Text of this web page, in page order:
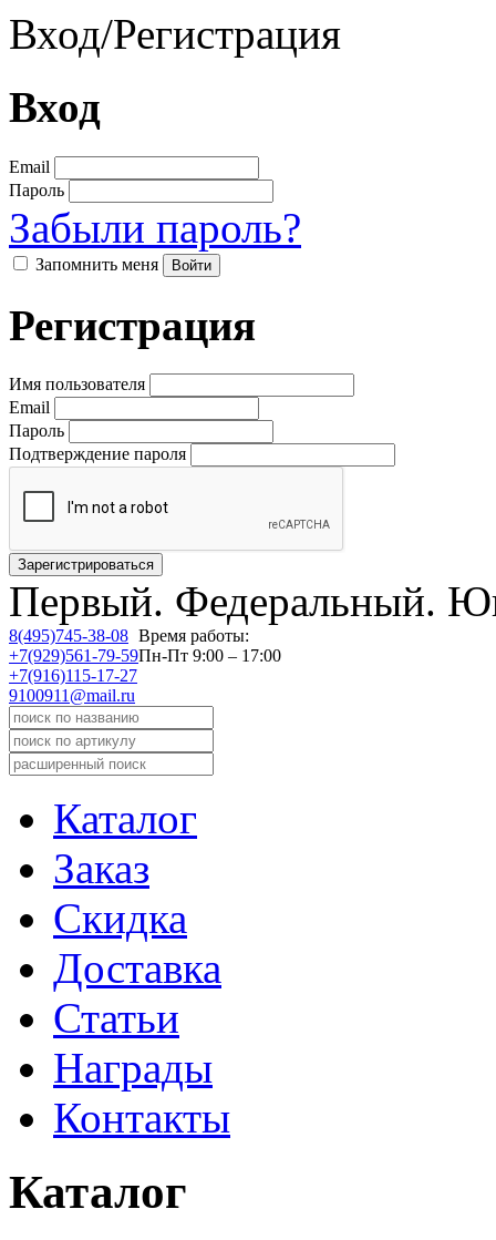
Вход/Регистрация
Вход
Email
Пароль
Забыли пароль?
Запомнить меня
Регистрация
Имя пользователя
Email
Пароль
Подтверждение пароля
Первый. Федеральный.
8(495)745-38-08
+7(929)561-79-59
+7(916)115-17-27
9100911@mail.ru
Время работы:
Пн-Пт 9:00 – 17:00
Каталог
Заказ
Скидка
Доставка
Статьи
Награды
Контакты
Каталог